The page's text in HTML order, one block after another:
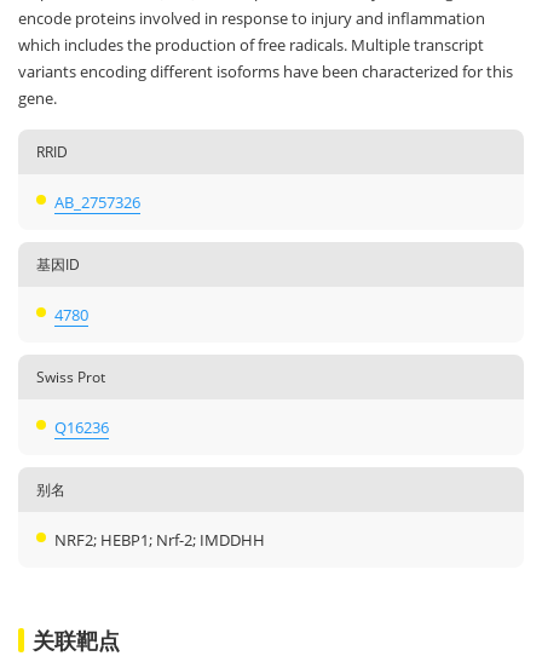
encode proteins involved in response to injury and inflammation
which includes the production of free radicals. Multiple transcript
variants encoding different isoforms have been characterized for this
gene.
RRID
AB_2757326
基因ID
4780
Swiss Prot
Q16236
别名
NRF2; HEBP1; Nrf-2; IMDDHH
关联靶点